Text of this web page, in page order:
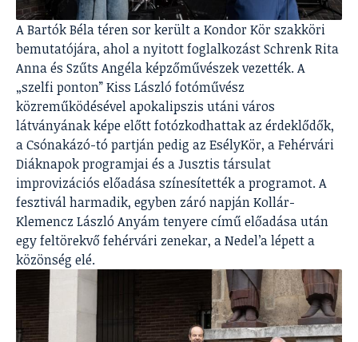
A Bartók Béla téren sor került a Kondor Kör szakköri
bemutatójára, ahol a nyitott foglalkozást Schrenk Rita
Anna és Szűts Angéla képzőművészek vezették. A
„szelfi ponton” Kiss László fotóművész
közreműködésével apokalipszis utáni város
látványának képe előtt fotózkodhattak az érdeklődők,
a Csónakázó-tó partján pedig az EsélyKör, a Fehérvári
Diáknapok programjai és a Jusztis társulat
improvizációs előadása színesítették a programot. A
fesztivál harmadik, egyben záró napján Kollár-
Klemencz László Anyám tenyere című előadása után
egy feltörekvő fehérvári zenekar, a Nedel’a lépett a
közönség elé.